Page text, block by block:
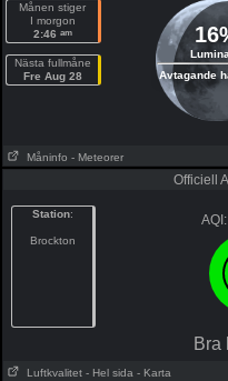
Månen stiger
I morgon
2:46 am
Nästa fullmåne
Fre Aug 28
Avtagande
Måninfo - Meteorer
Officiell
Station:
Brockton
Bra
Luftkvalitet - Hel sida - Karta